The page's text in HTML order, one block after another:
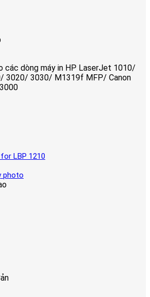
các dòng máy in HP LaserJet 1010/
3020/ 3030/ M1319f MFP/ Canon
LBP 1210
photo